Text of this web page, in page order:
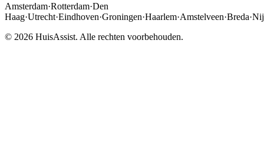
Amsterdam·Rotterdam·Den
Haag·Utrecht·Eindhoven·Groningen·Haarlem·Amstelveen·Breda·
© 2026 HuisAssist. Alle rechten voorbehouden.